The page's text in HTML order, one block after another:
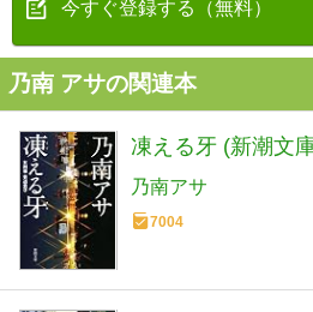
今すぐ登録する（無料）
乃南 アサの関連本
凍える牙 (新潮文
乃南アサ
7004